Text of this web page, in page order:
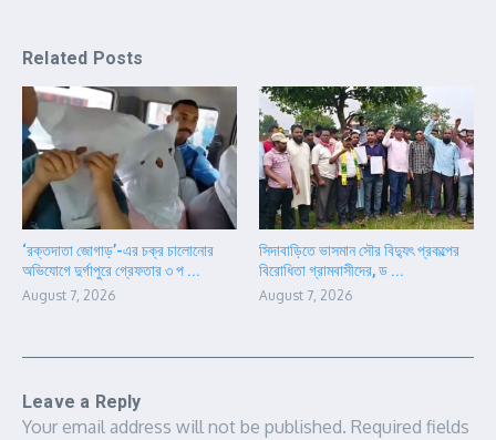
Related Posts
‘রক্তদাতা জোগাড়’-এর চক্র চালোনোর
অভিযোগে দুর্গাপুরে গ্রেফতার ৩ প ...
August 7, 2026
সিদাবাড়িতে ভাসমান সৌর বিদ্যুৎ প্রকল্পের
বিরোধিতা গ্রামবাসীদের, ড ...
August 7, 2026
Leave a Reply
Your email address will not be published. Required fields